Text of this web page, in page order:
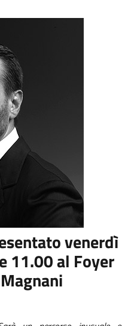
venerdì
11.00 al Foyer